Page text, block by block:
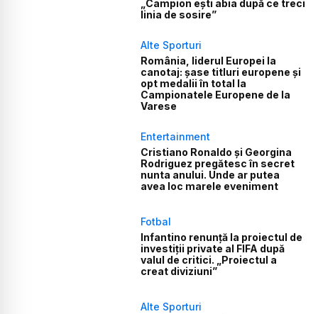
„Campion ești abia după ce treci
linia de sosire”
Alte Sporturi
România, liderul Europei la
canotaj: șase titluri europene și
opt medalii în total la
Campionatele Europene de la
Varese
Entertainment
Cristiano Ronaldo și Georgina
Rodriguez pregătesc în secret
nunta anului. Unde ar putea
avea loc marele eveniment
Fotbal
Infantino renunță la proiectul de
investiții private al FIFA după
valul de critici. „Proiectul a
creat diviziuni”
Alte Sporturi